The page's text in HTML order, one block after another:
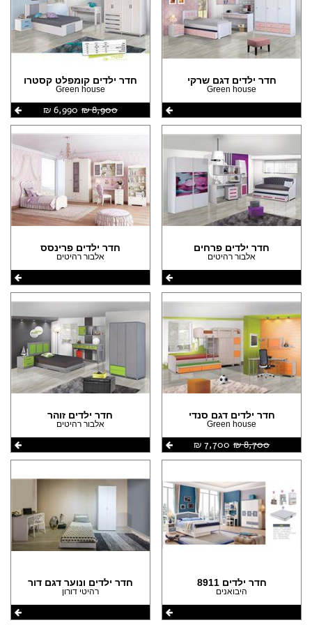
חדר ילדים דגם שרקי
Green house
חדר ילדים קומפלט קסטרו
Green house
8,900 ‏₪
6,990 ‏₪
חדר ילדים פרחים
אלבור רהיטים
חדר ילדים פרינסס
אלבור רהיטים
חדר ילדים דגם סנדי
Green house
8,700 ‏₪
7,700 ‏₪
חדר ילדים זוהר
אלבור רהיטים
חדר ילדים 8911
היבואנים
חדר ילדים ונוער דגם דור
רהיטי דורון